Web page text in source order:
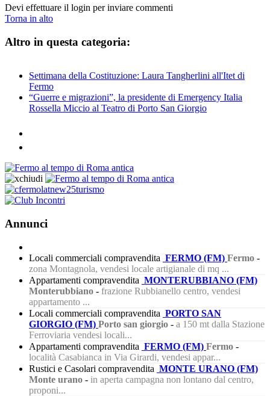
Devi effettuare il login per inviare commenti
Torna in alto
Altro in questa categoria:
Settimana della Costituzione: Laura Tangherlini all'Itet di
Fermo
“Guerre e migrazioni”, la presidente di Emergency Italia
Rossella Miccio al Teatro di Porto San Giorgio
Annunci
Locali commerciali compravendita FERMO (FM) Fermo -
zona Montagnola, vendesi locale artigianale di mq ...
Appartamenti compravendita MONTERUBBIANO (FM)
Monterubbiano - frazione Rubbianello centro, vendesi
appartamento ...
Locali commerciali compravendita PORTO SAN
GIORGIO (FM) Porto san giorgio - a 150 mt dalla Stazione
Ferroviaria vendesi locali...
Appartamenti compravendita FERMO (FM) Fermo -
località Casabianca in Via Girardi, vendesi appar...
Rustici e Casolari compravendita MONTE URANO (FM)
Monte urano - in aperta campagna non lontano dal centro,
proponi...